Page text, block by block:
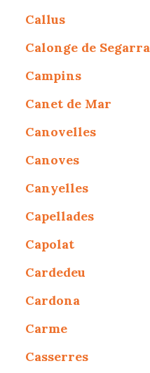
Callus
Calonge de Segarra
Campins
Canet de Mar
Canovelles
Canoves
Canyelles
Capellades
Capolat
Cardedeu
Cardona
Carme
Casserres